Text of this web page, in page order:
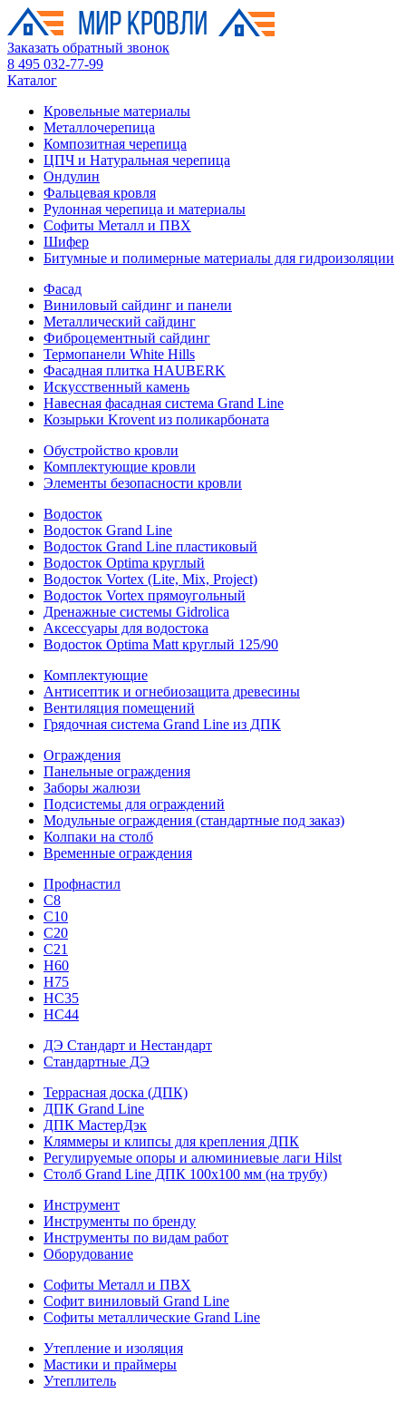
Заказать обратный звонок
8 495 032-77-99
Каталог
Кровельные материалы
Металлочерепица
Композитная черепица
ЦПЧ и Натуральная черепица
Ондулин
Фальцевая кровля
Рулонная черепица и материалы
Софиты Металл и ПВХ
Шифер
Битумные и полимерные материалы для гидроизоляции
Фасад
Виниловый сайдинг и панели
Металлический сайдинг
Фиброцементный сайдинг
Термопанели White Hills
Фасадная плитка HAUBERK
Искусственный камень
Навесная фасадная система Grand Line
Козырьки Krovent из поликарбоната
Обустройство кровли
Комплектующие кровли
Элементы безопасности кровли
Водосток
Водосток Grand Line
Водосток Grand Line пластиковый
Водосток Optima круглый
Водосток Vortex (Lite, Mix, Project)
Водосток Vortex прямоугольный
Дренажные системы Gidrolica
Аксессуары для водостока
Водосток Optima Matt круглый 125/90
Комплектующие
Антисептик и огнебиозащита древесины
Вентиляция помещений
Грядочная система Grand Line из ДПК
Ограждения
Панельные ограждения
Заборы жалюзи
Подсистемы для ограждений
Модульные ограждения (стандартные под заказ)
Колпаки на столб
Временные ограждения
Профнастил
С8
С10
С20
С21
H60
H75
HС35
НС44
ДЭ Стандарт и Нестандарт
Стандартные ДЭ
Террасная доска (ДПК)
ДПК Grand Line
ДПК МастерДэк
Кляммеры и клипсы для крепления ДПК
Регулируемые опоры и алюминиевые лаги Hilst
Столб Grand Line ДПК 100х100 мм (на трубу)
Инструмент
Инструменты по бренду
Инструменты по видам работ
Оборудование
Софиты Металл и ПВХ
Софит виниловый Grand Line
Софиты металлические Grand Line
Утепление и изоляция
Мастики и праймеры
Утеплитель